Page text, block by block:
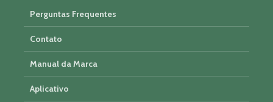
Perguntas Frequentes
Contato
Manual da Marca
Aplicativo